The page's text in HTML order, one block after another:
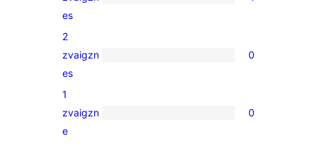
1
3-
star
review
es
0
2-
star
reviews
2
zvaigzn
es
0
0
1-
1
zvaigzn
e
0